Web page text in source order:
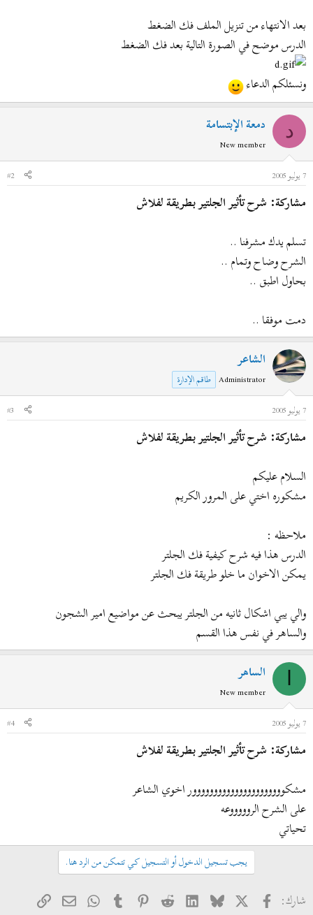
بعد الانتهاء من تنزيل الملف فك الضغط
الدرس موضح في الصورة التالية بعد فك الضغط
ونسئلكم الدعاء
د دمعة الإبتسامة
New member
7 يوليو 2005
#2
مشاركة: شرح تأثير الجلتير بطريقة لفلاش
تسلم يدك مشرفنا ..
الشرح وضاح وتمام ..
بحاول اطبق ..
دمت موفقا ..
الشاعر
Administrator طاقم الإدارة
7 يوليو 2005
#3
مشاركة: شرح تأثير الجلتير بطريقة لفلاش
السلام عليكم
مشكوره اختي على المرور الكريم
ملاحظه :
الدرس هذا فيه شرح كيفية فك الجلتر
يمكن الاخوان ما خلو طريقة فك الجلتر
والي يبي اشكال ثانيه من الجلتر يبحث عن مواضيع امير الشجون
والساهر في نفس هذا القسم
الساهر
New member
7 يوليو 2005
#4
مشاركة: شرح تأثير الجلتير بطريقة لفلاش
مشكوووووووووووووووووووووور اخوي الشاعر
على الشرح الروووووعه
تحياتي
يجب تسجيل الدخول أو التسجيل كي تتمكن من الرد هنا.
شارك: فيسبوك
X
Bluesky
LinkedIn
Reddit
Pinterest
Tumblr
WhatsApp
البريدالرابط